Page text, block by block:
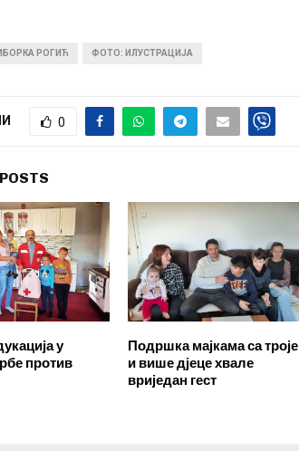
РОГИЋ ФОТО: ИЛУСТРАЦИЈА
0
у
против
Подршка мајкама са троје
и више дјеце хвале
вриједан гест